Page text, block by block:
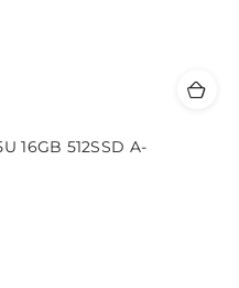
16GB 512SSD A-